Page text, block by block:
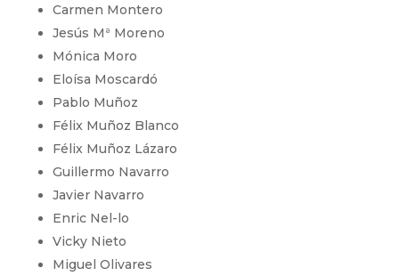
Carmen Montero
Jesús Mª Moreno
Mónica Moro
Eloísa Moscardó
Pablo Muñoz
Félix Muñoz Blanco
Félix Muñoz Lázaro
Guillermo Navarro
Javier Navarro
Enric Nel-lo
Vicky Nieto
Miguel Olivares